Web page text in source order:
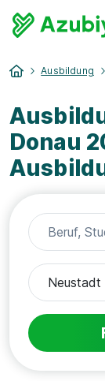
Ausbildung
Donau